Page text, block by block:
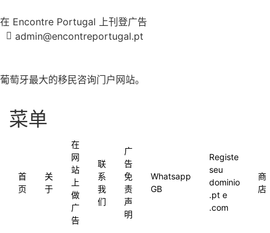
在 Encontre Portugal 上刊登广告
admin@encontreportugal.pt
葡萄牙最大的移民咨询门户网站。
菜单
首
页
关
于
在
网
站
上
做
广
告
联
系
我
们
广
告
免
责
声
明
Whatsapp
GB
Registe
seu
dominio
.pt e
.com
商
店